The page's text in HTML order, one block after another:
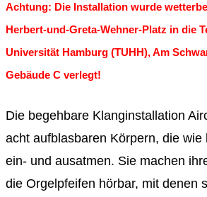
Achtung: Die Installation wurde
Herbert-und-Greta-Wehner-Platz in die
Universität Hamburg (TUHH), Am
Gebäude C verlegt!
Die begehbare Klanginstallation
acht aufblasbaren Körpern, die wie
ein- und ausatmen. Sie machen
die Orgelpfeifen hörbar, mit denen